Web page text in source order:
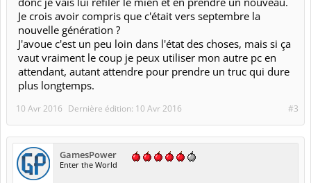
Je crois avoir compris que c'était vers septembre la
nouvelle génération ?
J'avoue c'est un peu loin dans l'état des choses, mais si ça
vaut vraiment le coup je peux utiliser mon autre pc en
attendant, autant attendre pour prendre un truc qui dure
plus longtemps.
#3
10 Avr 2016 Dernière édition: 10 Avr 2016
GamesPower
Enter the World